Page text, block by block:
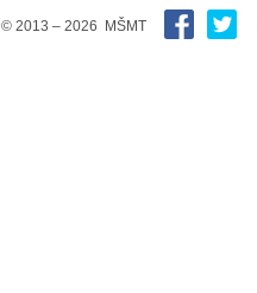
© 2013 – 2026 MŠMT